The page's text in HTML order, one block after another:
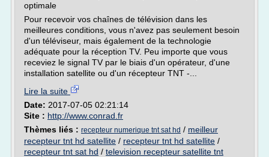
optimale
Pour recevoir vos chaînes de télévision dans les
meilleures conditions, vous n'avez pas seulement besoin
d'un téléviseur, mais également de la technologie
adéquate pour la réception TV. Peu importe que vous
receviez le signal TV par le biais d'un opérateur, d'une
installation satellite ou d'un récepteur TNT -...
Lire la suite
Date: 2017-07-05 02:21:14
Site : http://www.conrad.fr
Thèmes liés : recepteur numerique tnt sat hd / meilleur
recepteur tnt hd satellite / recepteur tnt hd satellite /
recepteur tnt sat hd / television recepteur satellite tnt